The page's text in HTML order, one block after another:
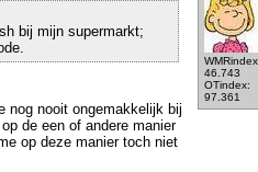
46.743
OTindex:
97.361
bij mijn supermarkt;
nog nooit ongemakkelijk bij
de een of andere manier
op deze manier toch niet